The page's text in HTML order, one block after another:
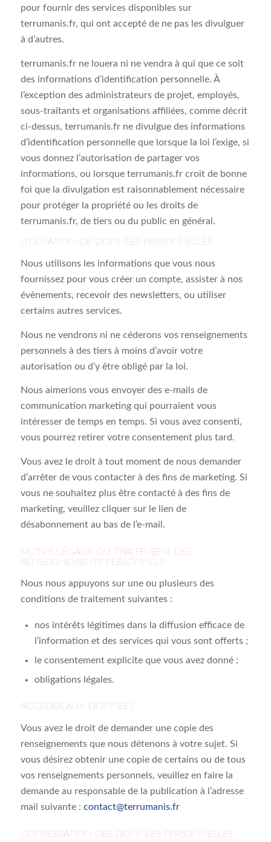
pour fournir des services disponibles sur
terrumanis.fr, qui ont accepté de ne pas les divulguer
à d’autres.
terrumanis.fr ne louera ni ne vendra à qui que ce soit
des informations d’identification personnelle. À
l’exception des administrateurs de projet, employés,
sous-traitants et organisations affiliées, comme décrit
ci-dessus, terrumanis.fr ne divulgue des informations
d’identification personnelle que lorsque la loi l’exige, si
vous donnez l’autorisation de partager vos
informations, ou lorsque terrumanis.fr croit de bonne
foi que la divulgation est raisonnablement nécessaire
pour protéger la propriété ou les droits de
terrumanis.fr, de tiers ou du public en général.
UTILISATION DE DONNÉES PERSONNELLES
Nous utilisons les informations que vous nous
fournissez pour vous créer un compte, assister à nos
évènements, recevoir des newsletters, ou utiliser
certains autres services.
Nous ne vendrons ni ne céderons vos renseignements
personnels à des tiers à moins d’avoir votre
autorisation ou d’y être obligé par la loi.
Nous aimerions vous envoyer des e-mails de
communication marketing qui pourraient vous
intéresser de temps en temps. Si vous avez consenti,
vous pourrez retirer votre consentement plus tard.
Vous avez le droit à tout moment de nous demander
d’arrêter de vous contacter à des fins de marketing. Si
vous ne souhaitez plus être contacté à des fins de
marketing, veuillez cliquer sur le lien de
désabonnement au bas de l’e-mail.
MOTIFS LÉGAUX DU TRAITEMENT DES
RENSEIGNEMENTS PERSONNELS
Nous nous appuyons sur une ou plusieurs des
conditions de traitement suivantes :
nos intérêts légitimes dans la diffusion efficace de
l’information et des services qui vous sont offerts ;
le consentement explicite que vous avez donné ;
obligations légales.
ACCÉDER AUX DONNÉES
Vous avez le droit de demander une copie des
renseignements que nous détenons à votre sujet. Si
vous désirez obtenir une copie de certains ou de tous
vos renseignements personnels, veuillez en faire la
demande au responsable de la publication à l’adresse
mail suivante : contact@terrumanis.fr
CONSERVATION DES DONNÉES PERSONNELLES